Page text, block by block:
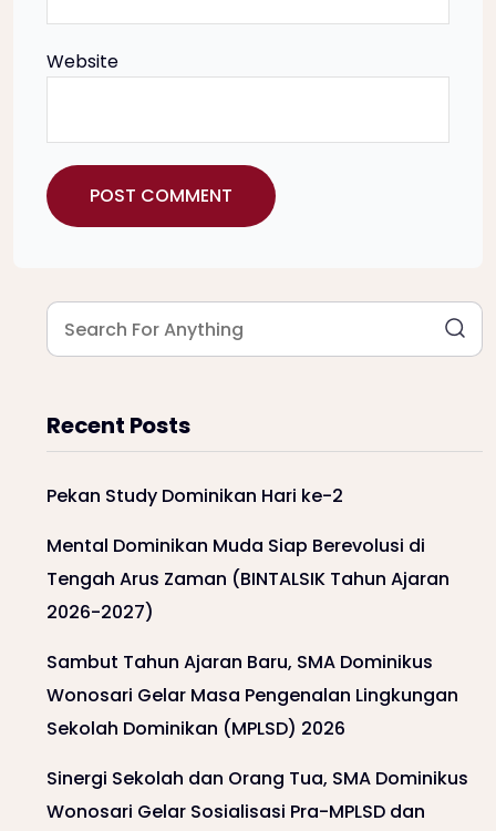
Website
Recent Posts
Pekan Study Dominikan Hari ke-2
Mental Dominikan Muda Siap Berevolusi di
Tengah Arus Zaman (BINTALSIK Tahun Ajaran
2026-2027)
Sambut Tahun Ajaran Baru, SMA Dominikus
Wonosari Gelar Masa Pengenalan Lingkungan
Sekolah Dominikan (MPLSD) 2026
Sinergi Sekolah dan Orang Tua, SMA Dominikus
Wonosari Gelar Sosialisasi Pra-MPLSD dan